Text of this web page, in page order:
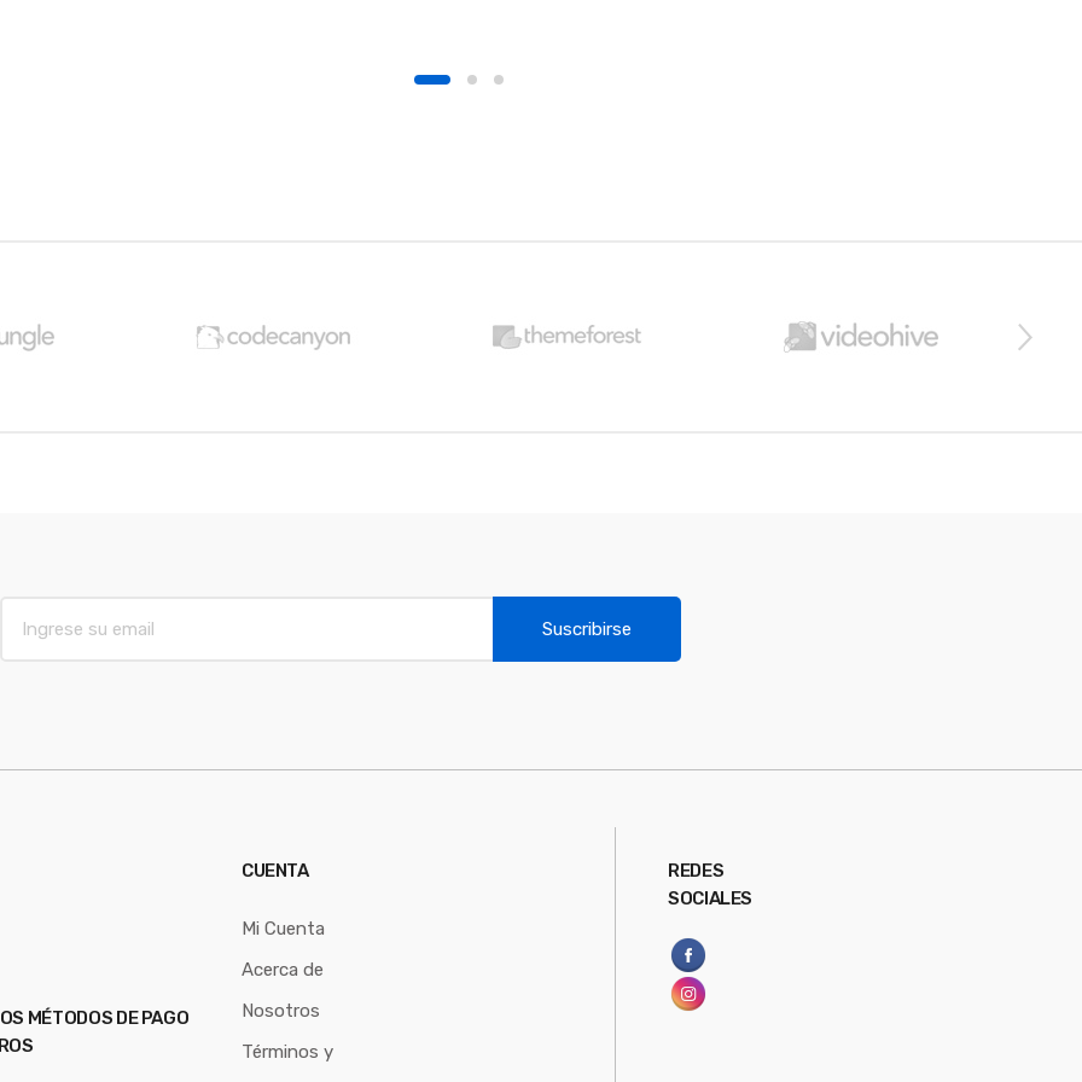
a
Suscribirse
MÉTODOS DE PAGO
CUENTA
Mi Cuenta
Acerca de
Nosotros
Términos y
REDES
SOCIALES